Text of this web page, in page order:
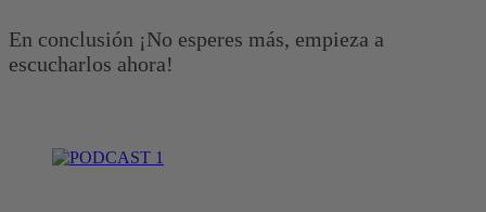
En conclusión ¡No esperes más, empieza a
escucharlos ahora!